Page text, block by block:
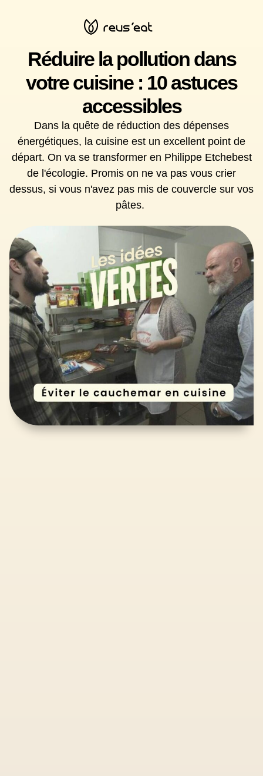
Réduire la pollution dans
votre cuisine : 10 astuces
accessibles
Dans la quête de réduction des dépenses
énergétiques, la cuisine est un excellent point de
départ. On va se transformer en Philippe Etchebest
de l'écologie. Promis on ne va pas vous crier
dessus, si vous n'avez pas mis de couvercle sur vos
pâtes.